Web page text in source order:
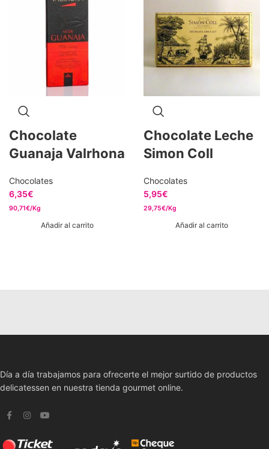
Chocolate
Guanaja Valrhona
Chocolates
6,35€
90,71€/Kg
Añadir al carrito
Chocolate Leche
Simon Coll
Chocolates
5,95€
29,75€/Kg
Añadir al carrito
Día a día trabajamos para ofrecerte el mejor surtido de productos
delicatessen en nuestra tienda gourmet online.